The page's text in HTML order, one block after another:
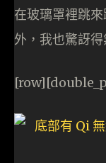
在玻璃罩裡跳
外，我也驚訝得